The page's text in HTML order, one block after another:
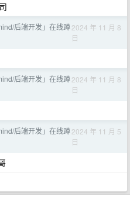
后端开发」在线蹲2024 年 11 月 8
日
后端开发」在线蹲2024 年 11 月 8
日
后端开发」在线蹲2024 年 11 月 5
日